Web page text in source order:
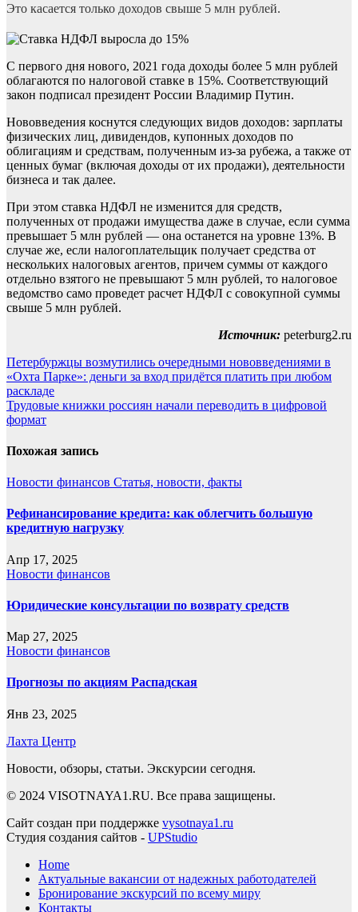
Это касается только доходов свыше 5 млн рублей.
С первого дня нового, 2021 года доходы более 5 млн рублей
облагаются по налоговой ставке в 15%. Соответствующий
закон подписал президент России Владимир Путин.
Нововведения коснутся следующих видов доходов: зарплаты
физических лиц, дивидендов, купонных доходов по
облигациям и средствам, полученным из-за рубежа, а также от
ценных бумаг (включая доходы от их продажи), деятельности
бизнеса и так далее.
При этом ставка НДФЛ не изменится для средств,
полученных от продажи имущества даже в случае, если сумма
превышает 5 млн рублей — она останется на уровне 13%. В
случае же, если налогоплательщик получает средства от
нескольких налоговых агентов, причем суммы от каждого
отдельно взятого не превышают 5 млн рублей, то налоговое
ведомство само проведет расчет НДФЛ с совокупной суммы
свыше 5 млн рублей.
Источник: peterburg2.ru
Навигация
по
записям
Петербуржцы возмутились очередными нововведениями в
«Охта Парке»: деньги за вход придётся платить при любом
раскладе
Трудовые книжки россиян начали переводить в цифровой
формат
Похожая запись
Новости финансов Статья, новости, факты
Рефинансирование кредита: как облегчить большую
кредитную нагрузку
Апр 17, 2025
Новости финансов
Юридические консультации по возврату средств
Мар 27, 2025
Новости финансов
Прогнозы по акциям Распадская
Янв 23, 2025
Лахта Центр
Новости, обзоры, статьи. Экскурсии сегодня.
© 2024 VISOTNAYA1.RU. Все права защищены.
Сайт создан при поддержке vysotnaya1.ru
Студия создания сайтов - UPStudio
Home
Актуальные вакансии от надежных работодателей
Бронирование экскурсий по всему миру
Контакты